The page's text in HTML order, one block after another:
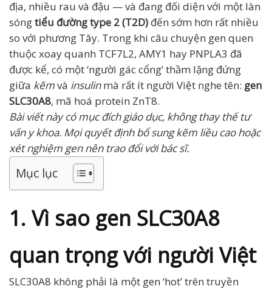
địa, nhiều rau và đậu — và đang đối diện với một làn
sóngtiểu đường type 2 (T2D) đến sớm hơn rất nhiều
so với phương Tây. Trong khi câu chuyện gen quen
thuộc xoay quanh TCF7L2, AMY1 hay PNPLA3 đã
được kể, có một ‘người gác cổng’ thầm lặng đứng
giữa kẽmvà insulinmà rất ít người Việt nghe tên: gen
SLC30A8, mã hoá protein ZnT8.
Bài viết này có mục đích giáo dục, không thay thế tư
vấn y khoa. Mọi quyết định bổ sung kẽm liều cao hoặc
xét nghiệm gen nên trao đổi với bác sĩ.
Mục lục
1. Vì sao gen SLC30A8
quan trọng với người Việt
SLC30A8 không phải là một gen ‘hot’ trên truyền